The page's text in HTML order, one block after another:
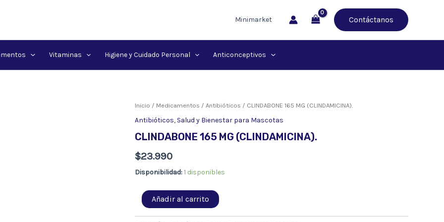
Minimarket Contáctanos
Vitaminas Higiene y Cuidado Personal Anticonceptivos
Inicio / Medicamentos / Antibióticos / CLINDABONE 165 MG (CLINDAMICINA).
Antibióticos, Salud y Bienestar para Mascotas
CLINDABONE 165 MG (CLINDAMICINA).
$23.990
Disponibilidad:1 disponibles
CLINDABONE
165
MG
Añadir al carrito